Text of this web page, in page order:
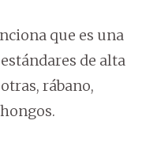
que es una
de alta
rábano,